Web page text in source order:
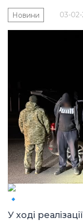
03-02-
Новини
У ході